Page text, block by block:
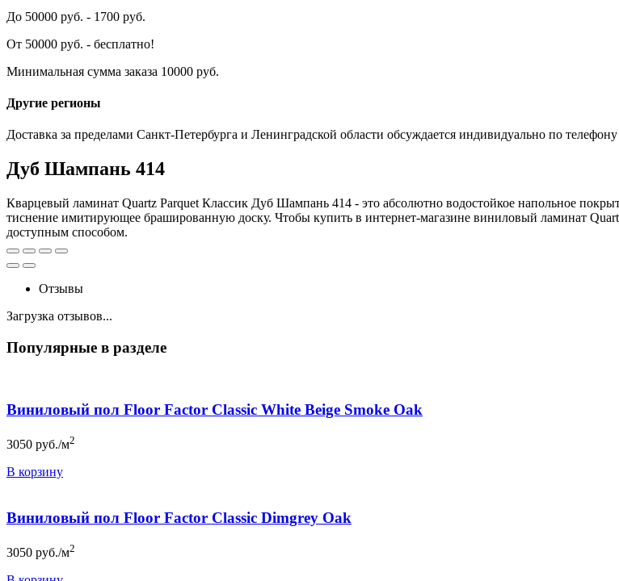
До 50000 руб. - 1700 руб.
От 50000 руб. - бесплатно!
Минимальная сумма заказа 10000 руб.
Другие регионы
Доставка за пределами Санкт-Петербурга и Ленинградской области обсуждается индивидуально по телефону
Дуб Шампань 414
Кварцевый ламинат Quartz Parquet Классик Дуб Шампань 414 - это абсолютно водостойкое напольное
тиснение имитирующее брашированную доску. Чтобы купить в интернет-магазине виниловый ламинат
доступным способом.
Отзывы
Загрузка отзывов...
Популярные в разделе
Виниловый пол Floor Factor Classic White Beige Smoke Oak
3050 руб./м2
В корзину
Виниловый пол Floor Factor Classic Dimgrey Oak
3050 руб./м2